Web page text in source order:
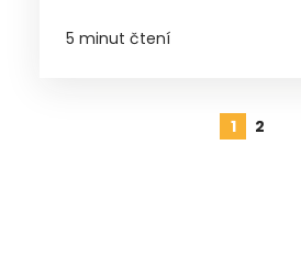
5 minut čtení
1 2